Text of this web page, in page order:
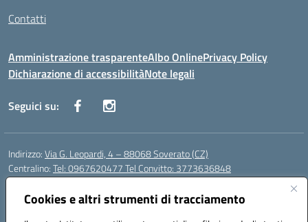
Cookies e altri strumenti di tracciamento
Contatti
Amministrazione trasparenteAlbo OnlinePrivacy Policy
Dichiarazione di accessibilitàNote legali
Seguici su:
Indirizzo:Via G. Leopardi, 4 – 88068 Soverato (CZ)
Centralino:Tel: 0967620477 Tel Convitto: 3773636848
Email:
Posta elettronica certificata (PEC):czrh04000q@pec.istruzione.it